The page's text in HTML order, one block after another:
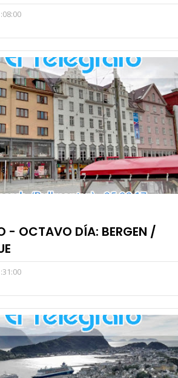
- OCTAVO DÍA: BERGEN /